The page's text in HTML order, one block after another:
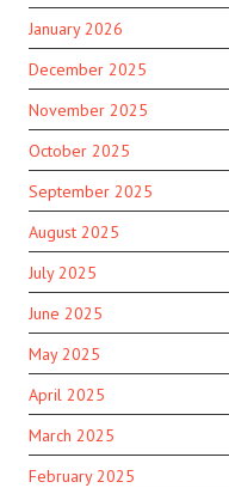
January 2026
December 2025
November 2025
October 2025
September 2025
August 2025
July 2025
June 2025
May 2025
April 2025
March 2025
February 2025